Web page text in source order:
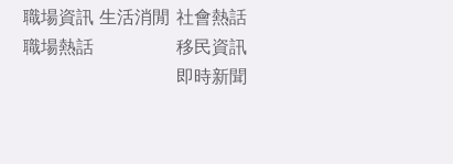
職場資訊
職場熱話
生活消閒 社會熱話
移民資訊
即時新聞